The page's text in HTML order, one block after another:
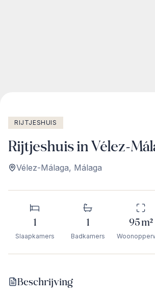
RIJTJESHUIS
Rijtjeshuis in Vélez-
Vélez-Málaga, Málaga
1
Slaapkamers
1
Badkamers
95m²
Beschrijving